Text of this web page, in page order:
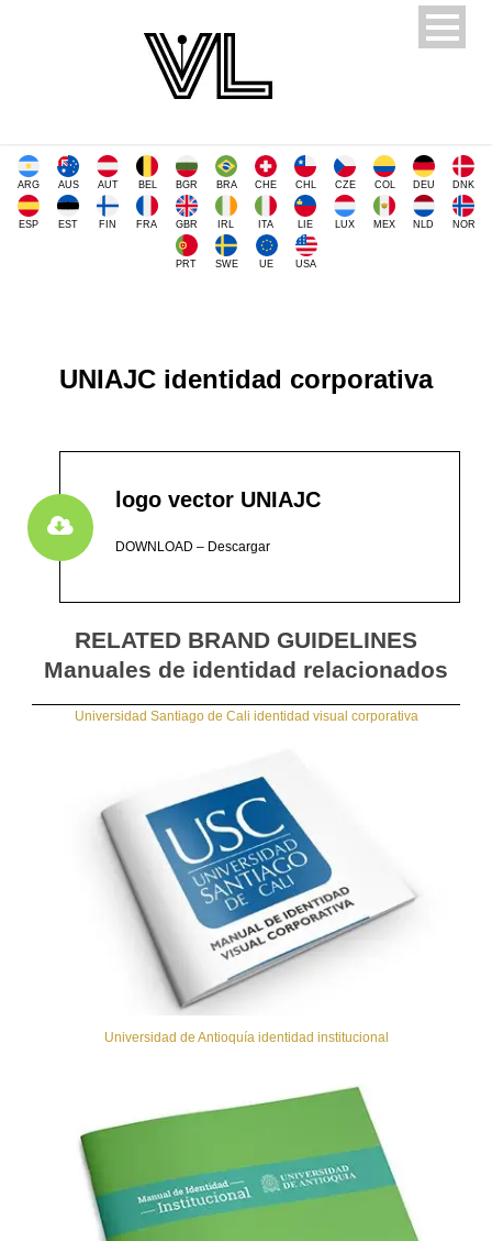
ARG AUS AUT BEL BGR BRA CHE CHL CZE COL DEU DNK
ESP EST FIN FRA GBR IRL ITA LIE LUX MEX NLD NOR
PRT SWE UE USA
UNIAJC identidad corporativa
logo vector UNIAJC
DOWNLOAD – Descargar
RELATED BRAND GUIDELINES
Manuales de identidad relacionados
Universidad Santiago de Cali identidad visual corporativa
Universidad de Antioquía identidad institucional